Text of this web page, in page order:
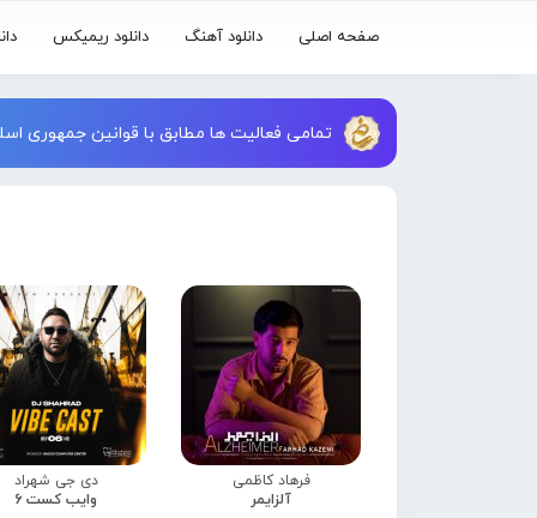
صفحه اصلی دانلود آهنگ دانلود ریمیکس
تمامی فعالیت ها مطابق با قوانین جمهوری
فرهاد کاظمی
آلزایمر
دی جی شهراد
وایب کست 6